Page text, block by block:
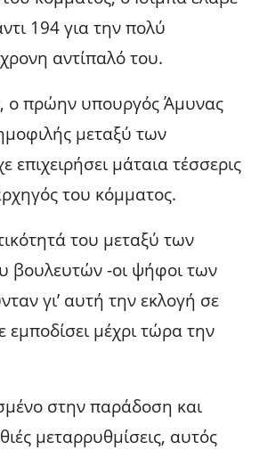
194 για την πολύ
αντίπαλό του.
ο πρώην υπουργός Άμυνας
μεταξύ των
μάταια τέσσερις
του κόμματος.
του μεταξύ των
βουλευτών -οι ψήφοι των
γι’ αυτή την εκλογή σε
εμποδίσει μέχρι τώρα την
στην παράδοση και
μεταρρυθμίσεις, αυτός